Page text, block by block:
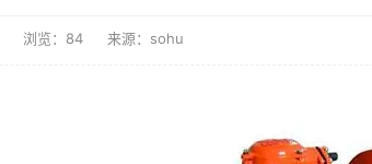
浏览：84 来源：sohu